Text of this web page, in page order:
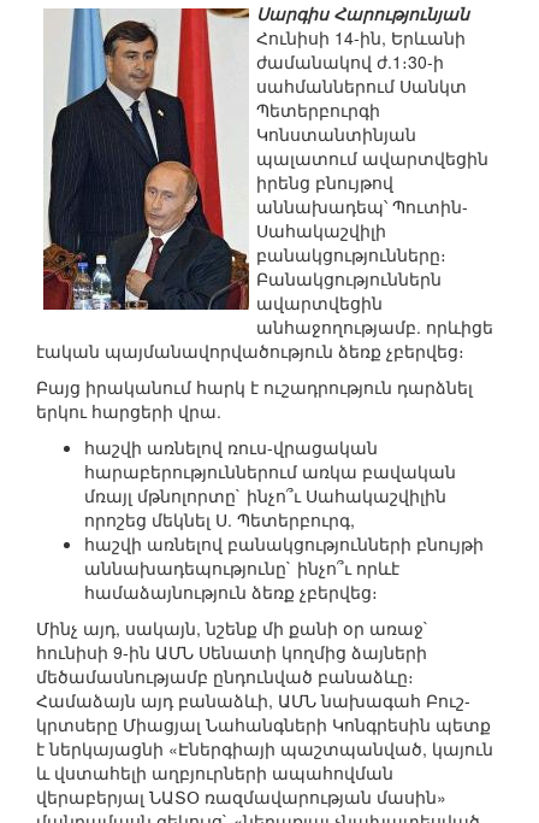
Սարգիս Հարությունյան
Հունիսի 14-ին, Երևանի
ժամանակով ժ.1։30-ի
սահմաններում Սանկտ
Պետերբուրգի
Կոնստանտինյան
պալատում ավարտվեցին
իրենց բնույթով
աննախադեպ՝ Պուտին-
Սահակաշվիլի
բանակցությունները։
Բանակցություններն
ավարտվեցին
անհաջողությամբ. որևիցե
էական պայմանավորվածություն ձեռք չբերվեց։
Բայց իրականում հարկ է ուշադրություն դարձնել
երկու հարցերի վրա.
հաշվի առնելով ռուս-վրացական
հարաբերություններում առկա բավական
մռայլ մթնոլորտը` ինչո՞ւ Սահակաշվիլին
որոշեց մեկնել Ս. Պետերբուրգ,
հաշվի առնելով բանակցությունների բնույթի
աննախադեպությունը` ինչո՞ւ որևէ
համաձայնություն ձեռք չբերվեց։
Մինչ այդ, սակայն, նշենք մի քանի օր առաջ`
հունիսի 9-ին ԱՄՆ Սենատի կողմից ձայների
մեծամասնությամբ ընդունված բանաձևը։
Համաձայն այդ բանաձևի, ԱՄՆ նախագահ Բուշ-
կրտսերը Միացյալ Նահանգների Կոնգրեսին պետք
է ներկայացնի «Էներգիայի պաշտպանված, կայուն
և վստահելի աղբյուրների ապահովման
վերաբերյալ ՆԱՏՕ ռազմավարության մասին»